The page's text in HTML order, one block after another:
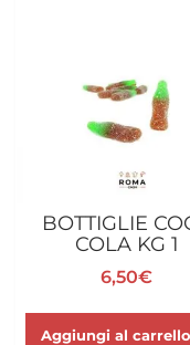
BOTTIGLIE
COLA KG 1
6,50€
Aggiungi al carrello